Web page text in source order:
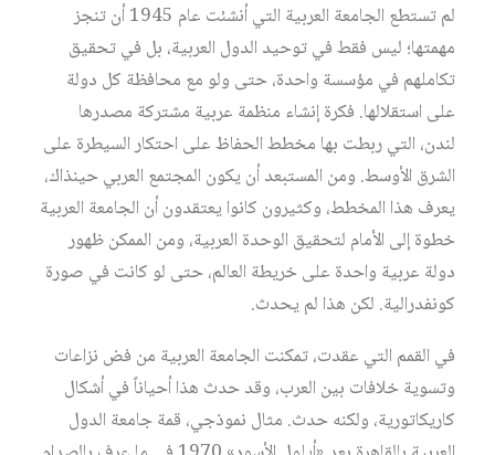
لم تستطع الجامعة العربية التي أنشئت عام 1945 أن تنجز
مهمتها؛ ليس فقط في توحيد الدول العربية، بل في تحقيق
تكاملهم في مؤسسة واحدة، حتى ولو مع محافظة كل دولة
على استقلالها. فكرة إنشاء منظمة عربية مشتركة مصدرها
لندن، التي ربطت بها مخطط الحفاظ على احتكار السيطرة على
الشرق الأوسط. ومن المستبعد أن يكون المجتمع العربي حينذاك،
يعرف هذا المخطط، وكثيرون كانوا يعتقدون أن الجامعة العربية
خطوة إلى الأمام لتحقيق الوحدة العربية، ومن الممكن ظهور
دولة عربية واحدة على خريطة العالم، حتى لو كانت في صورة
كونفدرالية. لكن هذا لم يحدث.
في القمم التي عقدت، تمكنت الجامعة العربية من فض نزاعات
وتسوية خلافات بين العرب، وقد حدث هذا أحياناً في أشكال
كاريكاتورية، ولكنه حدث. مثال نموذجي، قمة جامعة الدول